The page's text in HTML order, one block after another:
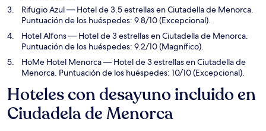
Rifugio Azul— Hotel de 3.5 estrellas en Ciutadella de Menorca.
Puntuación de los huéspedes: 9.8/10 (Excepcional).
Hotel Alfons— Hotel de 3 estrellas en Ciutadella de Menorca.
Puntuación de los huéspedes: 9.2/10 (Magnífico).
HoMe Hotel Menorca— Hotel de 3 estrellas en Ciutadella de
Menorca. Puntuación de los huéspedes: 10/10 (Excepcional).
Hoteles con desayuno incluido en
Ciudadela de Menorca